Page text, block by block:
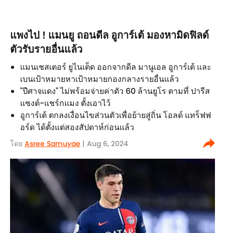
แพงไป ! แมนยู ถอนดีล อูการ์เต้ มองหามิดฟิลด์
ตัวรับรายอื่นแล้ว
แมนเชสเตอร์ ยูไนเต็ด ออกจากดีล มานูเอล อูการ์เต้ และ
เบนเป้าหมายหาเป้าหมายกองกลางรายอื่นแล้ว
"ปีศาจแดง" ไม่พร้อมจ่ายค่าตัว 60 ล้านยูโร ตามที่ ปารีส
แซงต์-แชร์กแมง ตั้งเอาไว้
อูการ์เต้ ตกลงเงื่อนไขส่วนตัวเพื่อย้ายสู่ถิ่น โอลด์ แทร็ฟฟ
อร์ด ได้ตั้งแต่สองสัปดาห์ก่อนแล้ว
โดย Asree Samuyae | Aug 6, 2024